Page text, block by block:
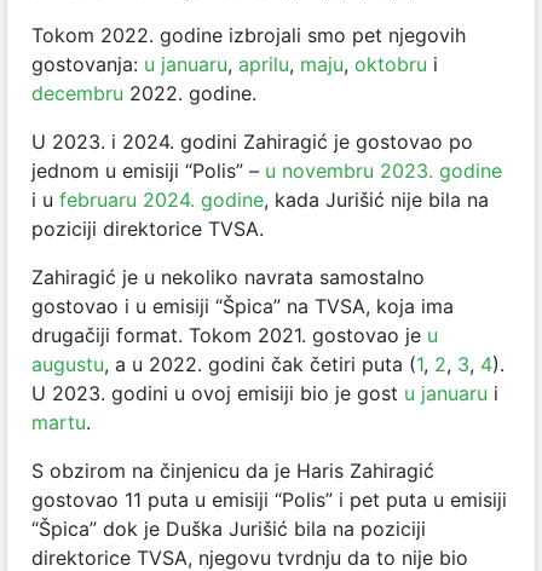
Tokom 2022. godine izbrojali smo pet njegovih
gostovanja: u januaru, aprilu, maju, oktobru i
decembru 2022. godine.
U 2023. i 2024. godini Zahiragić je gostovao po
jednom u emisiji “Polis” – u novembru 2023. godine
i u februaru 2024. godine, kada Jurišić nije bila na
poziciji direktorice TVSA.
Zahiragić je u nekoliko navrata samostalno
gostovao i u emisiji “Špica” na TVSA, koja ima
drugačiji format. Tokom 2021. gostovao je u
augustu, a u 2022. godini čak četiri puta (1, 2, 3, 4).
U 2023. godini u ovoj emisiji bio je gost u januaru i
martu.
S obzirom na činjenicu da je Haris Zahiragić
gostovao 11 puta u emisiji “Polis” i pet puta u emisiji
“Špica” dok je Duška Jurišić bila na poziciji
direktorice TVSA, njegovu tvrdnju da to nije bio